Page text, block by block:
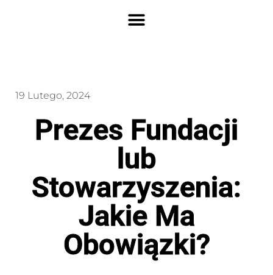
19 Lutego, 2024
Prezes Fundacji
lub
Stowarzyszenia:
Jakie Ma
Obowiązki?